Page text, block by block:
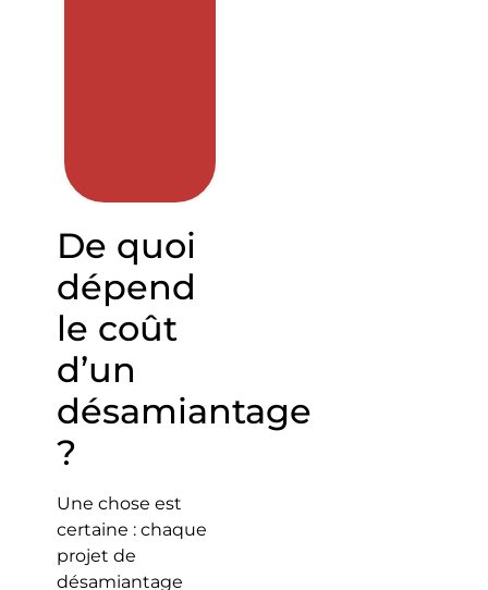
De quoi
dépend
le coût
d’un
désamiantage
?
Une chose est
certaine : chaque
projet de
désamiantage